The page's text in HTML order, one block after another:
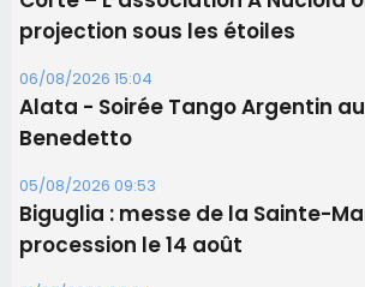
31/07/2026 08:24
Tennis - Début ce week-end du
RCPV
Les plus lus
Satine Nomary est la nouvelle Miss